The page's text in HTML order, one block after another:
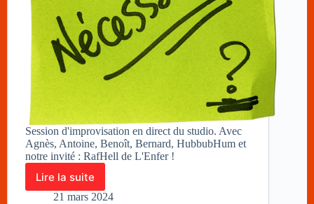
Session d'improvisation en direct du studio. Avec
Agnès, Antoine, Benoît, Bernard, HubbubHum et
notre invité : RafHell de L'Enfer !
Lire la suite
pas
nécessairement
21 mars 2024